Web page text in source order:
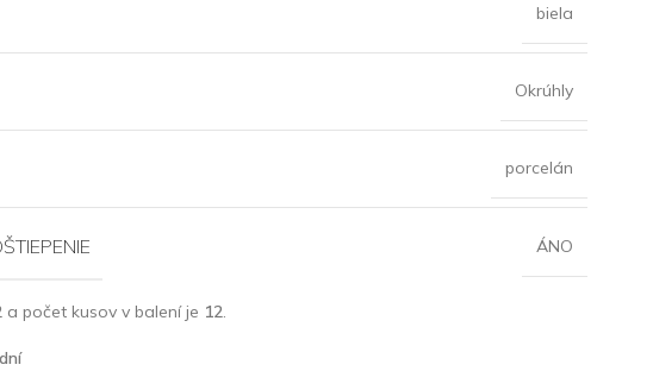
biela
Okrúhly
porcelán
ÁNO
a počet kusov v balení je 12.